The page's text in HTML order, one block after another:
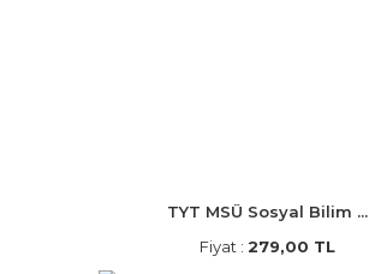
Arı Yayınları (6)
TYT MSÜ Sosyal Bilim ...
Fiyat : 279,00 TL